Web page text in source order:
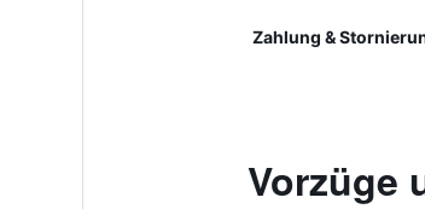
Zahlung &
Vorzüge